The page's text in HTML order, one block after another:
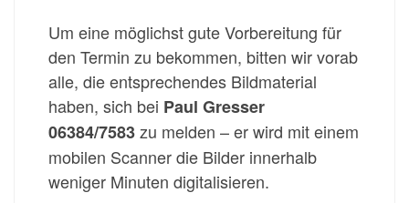
Um eine möglichst gute Vorbereitung für
den Termin zu bekommen, bitten wir vorab
alle, die entsprechendes Bildmaterial
haben, sich bei Paul Gresser
06384/7583zu melden – er wird mit einem
mobilen Scanner die Bilder innerhalb
weniger Minuten digitalisieren.